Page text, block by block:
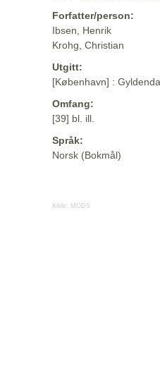
Forfatter/person:
Ibsen, Henrik
Krohg, Christian
Utgitt:
[København] :
Omfang:
[39] bl. ill.
Språk:
Norsk (Bokmål)
Kilde: MODS